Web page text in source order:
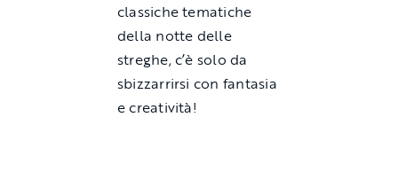
classiche tematiche
della notte delle
streghe, c’è solo da
sbizzarrirsi con fantasia
e creatività!